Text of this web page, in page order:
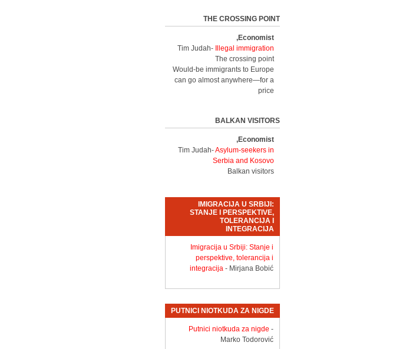
THE CROSSING POINT
Economist,
Tim Judah-
Illegal immigration
The crossing point
Would-be immigrants to Europe
can go almost anywhere—for a
price
BALKAN VISITORS
Economist,
Tim Judah-Asylum-seekers in
Serbia and Kosovo
Balkan visitors
IMIGRACIJA U SRBIJI:
STANJE I PERSPEKTIVE,
TOLERANCIJA I
INTEGRACIJA
Imigracija u Srbiji: Stanje i
perspektive, tolerancija i
integracija - Mirjana Bobić
PUTNICI NIOTKUDA ZA NIGDE
Putnici niotkuda za nigde -
Marko Todorović